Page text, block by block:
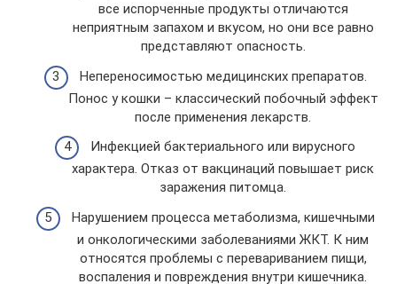
все испорченные продукты отличаются
неприятным запахом и вкусом, но они все равно
представляют опасность.
Непереносимостью медицинских препаратов.
Понос у кошки – классический побочный эффект
после применения лекарств.
Инфекцией бактериального или вирусного
характера. Отказ от вакцинаций повышает риск
заражения питомца.
Нарушением процесса метаболизма, кишечными
и онкологическими заболеваниями ЖКТ. К ним
относятся проблемы с перевариванием пищи,
воспаления и повреждения внутри кишечника.